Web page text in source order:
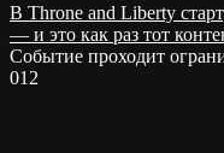
В Throne and Liberty
— и это как раз тот
Событие проходит
012